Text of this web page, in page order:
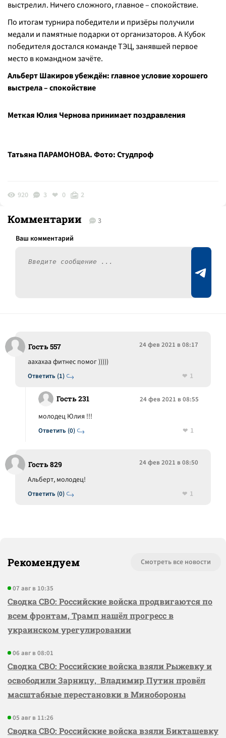
выстрелил. Ничего сложного, главное – спокойствие.
По итогам турнира победители и призёры получили
медали и памятные подарки от организаторов. А Кубок
победителя достался команде ТЭЦ, занявшей первое
место в командном зачёте.
Альберт Шакиров убеждён: главное условие хорошего
выстрела – спокойствие
Меткая Юлия Чернова принимает поздравления
Татьяна ПАРАМОНОВА. Фото: Студпроф
920 3 0 2
Комментарии 3
Гость 557 24 фев 2021 в 08:17
Ответить (1)
аахахаа фитнес помог )))))
1
Гость 231 24 фев 2021 в 08:55
Ответить (0)
молодец Юлия !!!
1
Гость 829 24 фев 2021 в 08:50
Ответить (0)
Альберт, молодец!
1
Рекомендуем Смотреть все новости
07 авг в 10:35
Сводка СВО: Российские войска продвигаются по
всем фронтам, Трамп нашёл прогресс в
украинском урегулировании
06 авг в 08:01
Сводка СВО: Российские войска взяли Рыжевку и
освободили Зарницу, Владимир Путин провёл
масштабные перестановки в Минобороны
05 авг в 11:26
Сводка СВО: Российские войска взяли Бикташевку